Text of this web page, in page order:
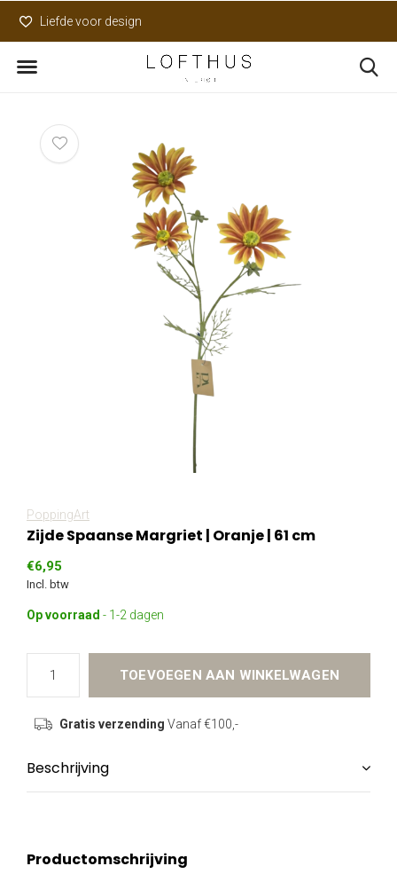
Liefde voor design
PoppingArt
Zijde Spaanse Margriet | Oranje | 61 cm
€6,95
Incl. btw
Op voorraad - 1-2 dagen
TOEVOEGEN AAN WINKELWAGEN
Gratis verzending Vanaf €100,-
Beschrijving
Productomschrijving